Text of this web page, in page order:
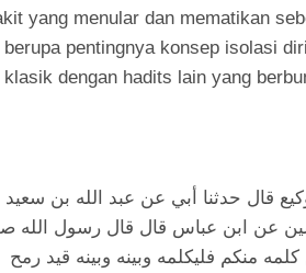
yang menular dan mematikan
pentingnya konsep isolasi
dengan hadits lain yang
قال حدثنا أبي عن عبد الله بن
عن ابن عباس قال قال رسول الله صلى
منكم فليكلمه وبينه وبينه قيد رمح